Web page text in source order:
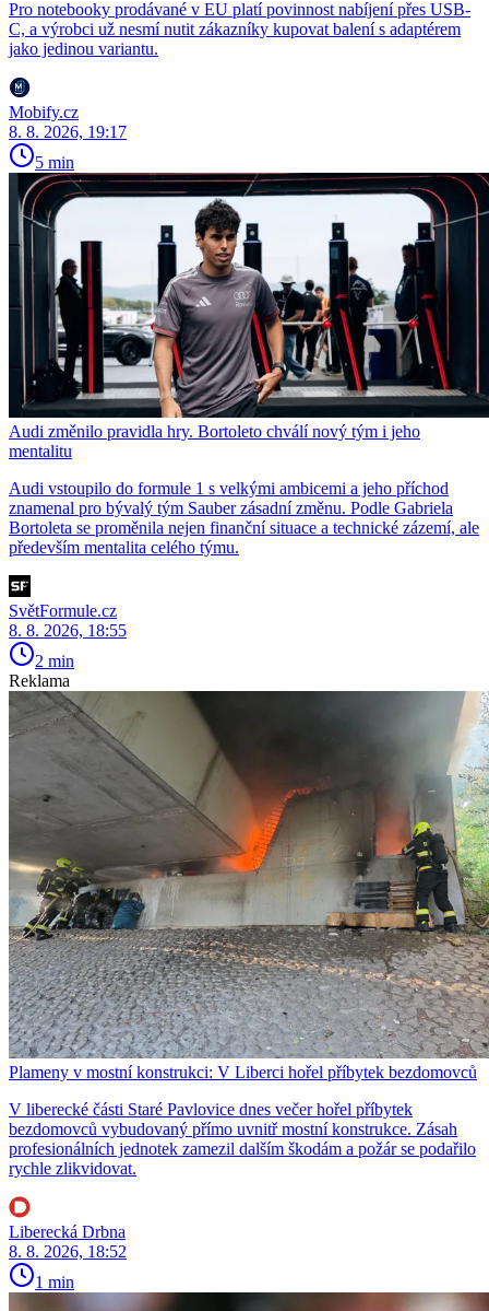
Pro notebooky prodávané v EU platí povinnost nabíjení přes USB-
C, a výrobci už nesmí nutit zákazníky kupovat balení s adaptérem
jako jedinou variantu.
Mobify.cz
8. 8. 2026, 19:17
5 min
Audi změnilo pravidla hry. Bortoleto chválí nový tým i jeho
mentalitu
Audi vstoupilo do formule 1 s velkými ambicemi a jeho příchod
znamenal pro bývalý tým Sauber zásadní změnu. Podle Gabriela
Bortoleta se proměnila nejen finanční situace a technické zázemí, ale
především mentalita celého týmu.
SvětFormule.cz
8. 8. 2026, 18:55
2 min
Reklama
Plameny v mostní konstrukci: V Liberci hořel příbytek bezdomovců
V liberecké části Staré Pavlovice dnes večer hořel příbytek
bezdomovců vybudovaný přímo uvnitř mostní konstrukce. Zásah
profesionálních jednotek zamezil dalším škodám a požár se podařilo
rychle zlikvidovat.
Liberecká Drbna
8. 8. 2026, 18:52
1 min